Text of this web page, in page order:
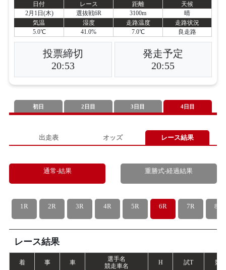
日付
レース 距離
天候
2月1日(木)
選抜戦6R 3100m
晴
気温
湿度 走路温度
走路状況
5.0℃
41.0% 7.0℃ 良走路
投票締切
20:53
発走予定
20:55
初日 2日目 3日目 4日目
出走表 オッズ レース結果
通常-結果 重勝式-経過結果
1R 2R 3R 4R 5R 6R 7R 8R
レース結果
着 事 車
選手名
競走車名
H 試T 競